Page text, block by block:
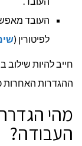
העובד
לפיטורין (
חייב להיות שילוב
ההגדרות האחרות
מהי
העבודה?